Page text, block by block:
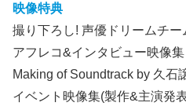
映像特典
撮り下ろし! 声優ドリームチ
アフレコ&インタビュー映像集
Making of Soundtrack by 久石
イベント映像集(製作&主演発